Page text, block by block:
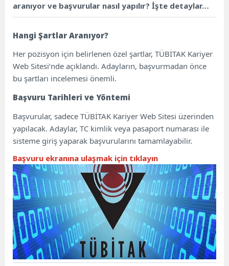
aranıyor ve başvurular nasıl yapılır? İşte detaylar…
Hangi Şartlar Aranıyor?
Her pozisyon için belirlenen özel şartlar, TÜBİTAK Kariyer
Web Sitesi’nde açıklandı. Adayların, başvurmadan önce
bu şartları incelemesi önemli.
Başvuru Tarihleri ve Yöntemi
Başvurular, sadece TÜBİTAK Kariyer Web Sitesi üzerinden
yapılacak. Adaylar, TC kimlik veya pasaport numarası ile
sisteme giriş yaparak başvurularını tamamlayabilir.
Başvuru ekranına ulaşmak için tıklayın